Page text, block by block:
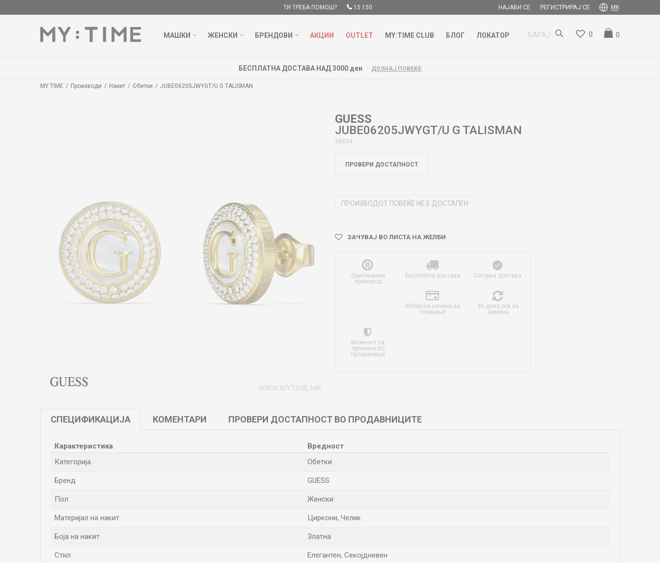
ТИ ТРЕБА ПОМОШ? 15 150 НАЈАВИ СЕ РЕГИСТРИРАЈ СЕ MK
МАШКИ ЖЕНСКИ БРЕНДОВИ АКЦИИ OUTLET MY:TIME CLUB БЛОГ ЛОКАТОР БАРАЈ 0
0
БЕСПЛАТНА ДОСТАВА НАД 3000 ден ДОЗНАЈ ПОВЕЌЕ
MY:TIME Производи Накит Обетки JUBE06205JWYGT/U G TALISMAN
GUESS
JUBE06205JWYGT/U G TALISMAN
38834
ПРОВЕРИ ДОСТАПНОСТ
ПРОИЗВОДОТ ПОВЕЌЕ НЕ Е ДОСТАПЕН
ЗАЧУВАЈ ВО ЛИСТА НА ЖЕЛБИ
Оригинален
производ
Бесплатна достава Сигурна достава
Избор на начини за
плаќање
30 дена рок за
замена
Можност за
промена во
продавница
СПЕЦИФИКАЦИЈА КОМЕНТАРИ ПРОВЕРИ ДОСТАПНОСТ ВО ПРОДАВНИЦИТЕ
Карактеристика
Вредност
Категорија
Обетки
Бренд GUESS
Пол Женски
Материјал на накит Циркони, Челик
Боја на накит Златна
Стил Елегантен, Секојдневен